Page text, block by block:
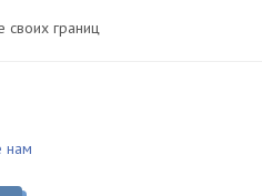
своих границ
нам